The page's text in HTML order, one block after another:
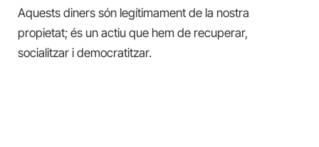
Aquests diners són legítimament de la nostra
propietat; és un actiu que hem de recuperar,
socialitzar i democratitzar.